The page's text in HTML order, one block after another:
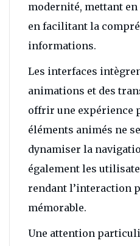
modernité, mettant
en facilitant la
informations.
Les interfaces
animations et des
offrir une expérience
éléments animés ne
dynamiser la
également les
rendant l’interaction
mémorable.
Une attention